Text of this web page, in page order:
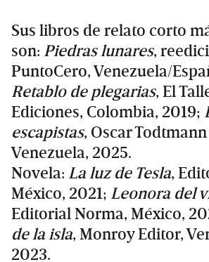
Sus libros de relato corto
son: Piedras lunares,
PuntoCero, Venezuela/
Retablo de plegarias, El
Ediciones, Colombia, 2019;
escapistas, Oscar
Venezuela, 2025.
Novela: La luz de Tesla,
México, 2021; Leonora del
Editorial Norma, México,
de la isla, Monroy Editor,
2023.